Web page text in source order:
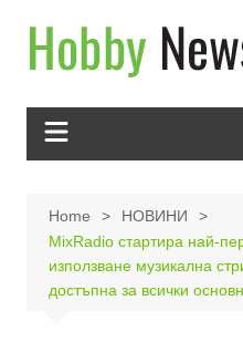
content
Home
НОВИНИ
MixRadio стартира най-
използване музикална
достъпна за всички